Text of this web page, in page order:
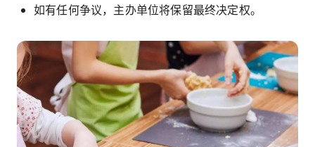
如有任何争议，主办单位将保留最终决定权。